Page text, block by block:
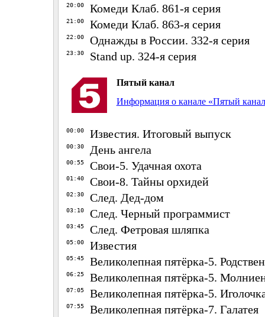
20:00 Комеди Клаб. 861-я серия
21:00 Комеди Клаб. 863-я серия
22:00 Однажды в России. 332-я серия
23:30 Stand up. 324-я серия
Пятый канал
Информация о канале «Пятый
00:00 Известия. Итоговый выпуск
00:30 День ангела
00:55 Свои-5. Удачная охота
01:40 Свои-8. Тайны орхидей
02:30 След. Дед-дом
03:10 След. Черный программист
03:45 След. Фетровая шляпка
05:00 Известия
05:45 Великолепная пятёрка-5.
06:25 Великолепная пятёрка-5.
07:05 Великолепная пятёрка-5.
07:55 Великолепная пятёрка-7. Галатея